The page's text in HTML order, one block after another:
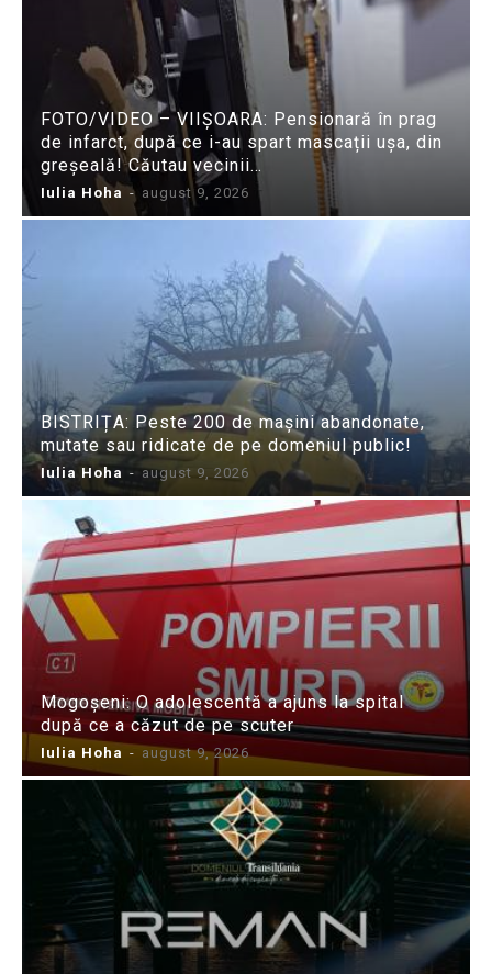
FOTO/VIDEO – VIIȘOARA: Pensionară în prag
de infarct, după ce i-au spart mascații ușa, din
greșeală! Căutau vecinii…
Iulia Hoha - august 9, 2026
BISTRIȚA: Peste 200 de mașini abandonate,
mutate sau ridicate de pe domeniul public!
Iulia Hoha - august 9, 2026
Mogoșeni: O adolescentă a ajuns la spital
după ce a căzut de pe scuter
Iulia Hoha - august 9, 2026